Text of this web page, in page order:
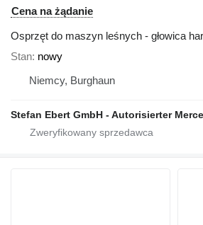
Cena na żądanie
Osprzęt do maszyn leśnych - głowica
Stan nowy
Niemcy, Burghaun